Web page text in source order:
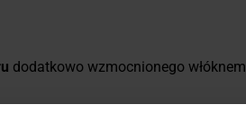
dodatkowo wzmocnionego włóknem